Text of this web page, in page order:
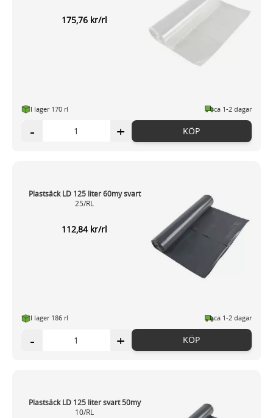
175,76 kr/rl
I lager 170 rl ca 1-2 dagar
- + KÖP
Plastsäck LD 125 liter 60my svart
25/RL
112,84 kr/rl
I lager 186 rl ca 1-2 dagar
- + KÖP
Plastsäck LD 125 liter svart 50my
10/RL